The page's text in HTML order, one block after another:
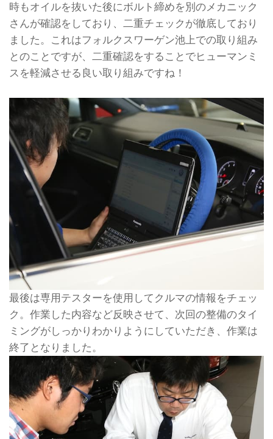
時もオイルを抜いた後にボルト締めを別のメカニック
さんが確認をしており、二重チェックが徹底しており
ました。これはフォルクスワーゲン池上での取り組み
とのことですが、二重確認をすることでヒューマンミ
スを軽減させる良い取り組みですね！
最後は専用テスターを使用してクルマの情報をチェッ
ク。作業した内容など反映させて、次回の整備のタイ
ミングがしっかりわかりようにしていただき、作業は
終了となりました。